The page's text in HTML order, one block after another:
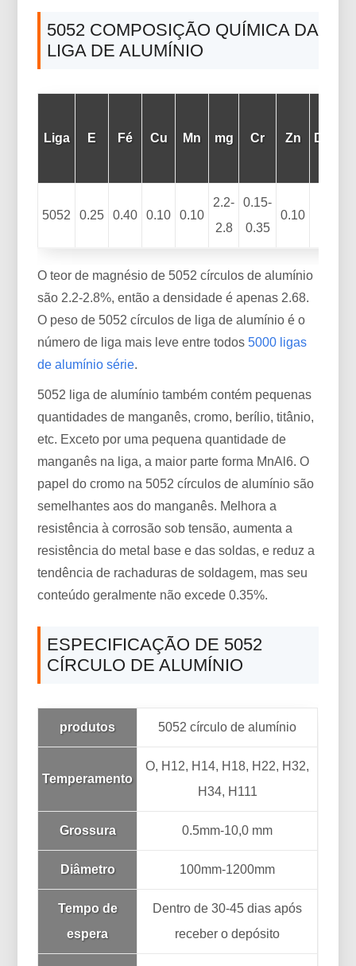
5052 COMPOSIÇÃO QUÍMICA DA
LIGA DE ALUMÍNIO
Liga E Fé Cu Mn mg Cr Zn De
5052 0.25 0.40 0.10 0.10
2.2-
2.8
0.15-
0.35
0.10
O teor de magnésio de 5052 círculos de alumínio
são 2.2-2.8%, então a densidade é apenas 2.68.
O peso de 5052 círculos de liga de alumínio é o
número de liga mais leve entre todos5000 ligas
de alumínio série.
5052 liga de alumínio também contém pequenas
quantidades de manganês, cromo, berílio, titânio,
etc. Exceto por uma pequena quantidade de
manganês na liga, a maior parte forma MnAl6. O
papel do cromo na 5052 círculos de alumínio são
semelhantes aos do manganês. Melhora a
resistência à corrosão sob tensão, aumenta a
resistência do metal base e das soldas, e reduz a
tendência de rachaduras de soldagem, mas seu
conteúdo geralmente não excede 0.35%.
ESPECIFICAÇÃO DE 5052
CÍRCULO DE ALUMÍNIO
produtos 5052 círculo de alumínio
Temperamento
O, H12, H14, H18, H22, H32,
H34, H111
Grossura 0.5mm-10,0 mm
Diâmetro 100mm-1200mm
Tempo de
espera
Dentro de 30-45 dias após
receber o depósito